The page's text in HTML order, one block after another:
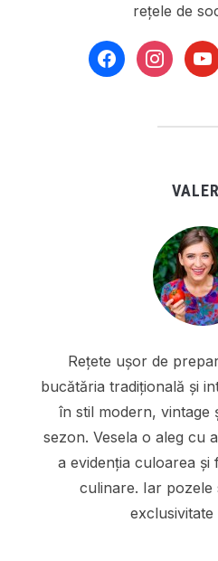
rețele de
facebookinstagram
Rețete ușor de
bucătăria tradițională și
în stil modern, vintage
sezon. Vesela o aleg cu
a evidenția culoarea
culinare. Iar pozele
exclusivitate